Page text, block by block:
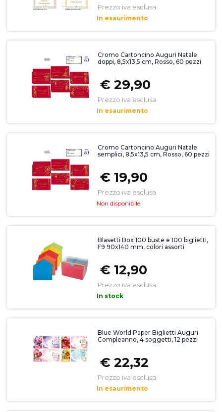
Prezzo iva esclusa
In esaurimento
Cromo Cartoncino Auguri Natale
doppi, 8,5x13,5 cm, Rosso, 60 pezzi
€ 29,90
Prezzo iva esclusa
In esaurimento
Cromo Cartoncino Auguri Natale
semplici, 8,5x13,5 cm, Rosso, 60 pezzi
€ 19,90
Prezzo iva esclusa
Non disponibile
Blasetti Box 100 buste e 100 biglietti,
F9 90x140 mm, colori assorti
€ 12,90
Prezzo iva esclusa
In stock
Blue World Paper Biglietti Auguri
Compleanno, 4 soggetti, 12 pezzi
€ 22,32
Prezzo iva esclusa
In esaurimento